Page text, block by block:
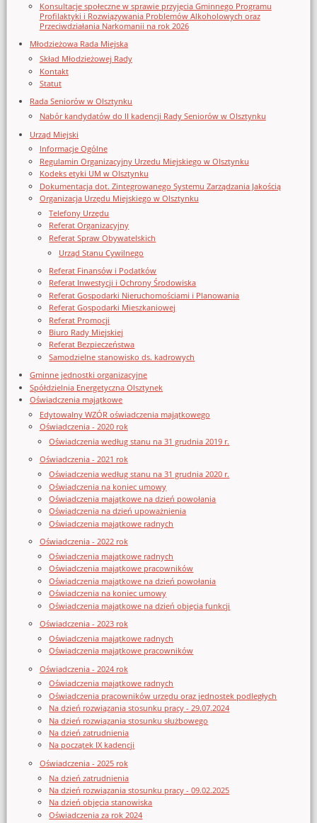
Konsultacje społeczne w sprawie przyjęcia Gminnego Programu
Profilaktyki i Rozwiązywania Problemów Alkoholowych oraz
Przeciwdziałania Narkomanii na rok 2026
Młodzieżowa Rada Miejska
Skład Młodzieżowej Rady
Kontakt
Statut
Rada Seniorów w Olsztynku
Nabór kandydatów do II kadencji Rady Seniorów w Olsztynku
Urząd Miejski
Informacje Ogólne
Regulamin Organizacyjny Urzedu Miejskiego w Olsztynku
Kodeks etyki UM w Olsztynku
Dokumentacja dot. Zintegrowanego Systemu Zarządzania Jakością
Organizacja Urzędu Miejskiego w Olsztynku
Telefony Urzędu
Referat Organizacyjny
Referat Spraw Obywatelskich
Urząd Stanu Cywilnego
Referat Finansów i Podatków
Referat Inwestycji i Ochrony Środowiska
Referat Gospodarki Nieruchomościami i Planowania
Referat Gospodarki Mieszkaniowej
Referat Promocji
Biuro Rady Miejskiej
Referat Bezpieczeństwa
Samodzielne stanowisko ds. kadrowych
Gminne jednostki organizacyjne
Spółdzielnia Energetyczna Olsztynek
Oświadczenia majątkowe
Edytowalny WZÓR oświadczenia majątkowego
Oświadczenia - 2020 rok
Oświadczenia według stanu na 31 grudnia 2019 r.
Oświadczenia - 2021 rok
Oświadczenia według stanu na 31 grudnia 2020 r.
Oświadczenia na koniec umowy
Oświadczenia majątkowe na dzień powołania
Oświadczenia na dzień upoważnienia
Oświadczenia majątkowe radnych
Oświadczenia - 2022 rok
Oświadczenia majątkowe radnych
Oświadczenia majątkowe pracowników
Oświadczenia majątkowe na dzień powołania
Oświadczenia na koniec umowy
Oświadczenia majątkowe na dzień objęcia funkcji
Oświadczenia - 2023 rok
Oświadczenia majątkowe radnych
Oświadczenia majątkowe pracowników
Oświadczenia - 2024 rok
Oświadczenia majątkowe radnych
Oświadczenia pracowników urzędu oraz jednostek podległych
Na dzień rozwiązania stosunku pracy - 29.07.2024
Na dzień rozwiązania stosunku służbowego
Na dzień zatrudnienia
Na początek IX kadencji
Oświadczenia - 2025 rok
Na dzień zatrudnienia
Na dzień rozwiązania stosunku pracy - 09.02.2025
Na dzień objęcia stanowiska
Oświadczenia za rok 2024